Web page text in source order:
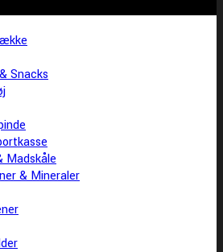
Snacks
Madskåle
& Mineraler